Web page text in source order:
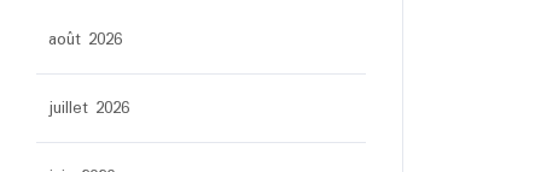
août 2026
juillet 2026